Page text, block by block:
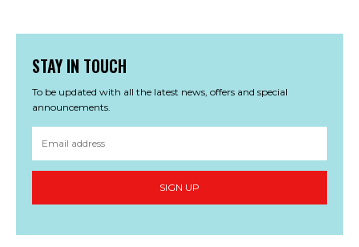
STAY IN TOUCH
To be updated with all the latest news, offers and special
announcements.
SIGN UP